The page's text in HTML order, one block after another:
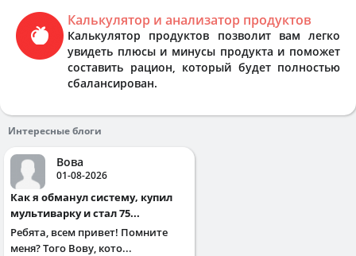
Калькулятор и анализатор продуктов
Калькулятор продуктов позволит вам легко
увидеть плюсы и минусы продукта и поможет
составить рацион, который будет полностью
сбалансирован.
Интересные блоги
Вова
01-08-2026
Как я обманул систему, купил
мультиварку и стал 75...
Ребята, всем привет! Помните
меня? Того Вову, кото...